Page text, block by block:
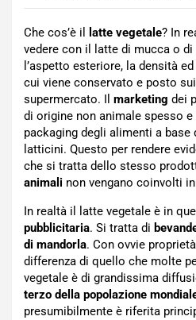
Che cos’è il latte vegetale? In
vedere con il latte di mucca o di
l’aspetto esteriore, la densità
cui viene conservato e posto
supermercato. Il marketing dei
di origine non animale spesso
packaging degli alimenti a base
latticini. Questo per rendere
che si tratta dello stesso
animali non vengano coinvolti
In realtà il latte vegetale è in
pubblicitaria. Si tratta di
di mandorla. Con ovvie
differenza di quello che molte
vegetale è di grandissima
terzo della popolazione
presumibilmente è riferita